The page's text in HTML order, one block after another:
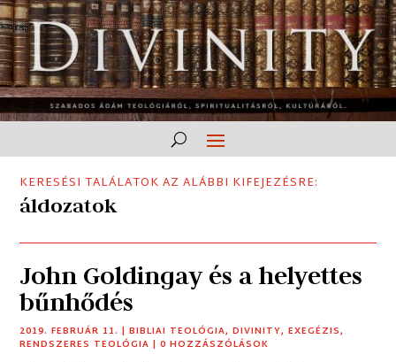
KERESÉSI TALÁLATOK AZ ALÁBBI KIFEJEZÉSRE:
áldozatok
John Goldingay és a helyettes
bűnhődés
2019. FEBRUÁR 11. |BIBLIAI TEOLÓGIA,DIVINITY,EXEGÉZIS,
RENDSZERES TEOLÓGIA | 0 HOZZÁSZÓLÁSOK